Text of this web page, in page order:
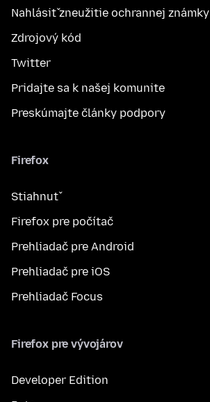
Nahlásiť zneužitie ochrannej známky
Zdrojový kód
Twitter
Pridajte sa k našej komunite
Preskúmajte články podpory
Firefox
Stiahnuť
Firefox pre počítač
Prehliadač pre Android
Prehliadač pre iOS
Prehliadač Focus
Firefox pre vývojárov
Developer Edition